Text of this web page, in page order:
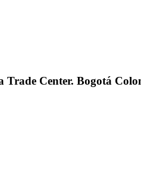
Trade Center. Bogotá